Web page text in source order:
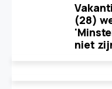
(28)
niet